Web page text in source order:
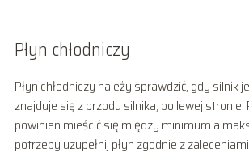
Płyn chłodniczy
Płyn chłodniczy należy sprawdzić, gdy silnik
znajduje się z przodu silnika, po lewej stronie.
powinien mieścić się między minimum a
potrzeby uzupełnij płyn zgodnie z